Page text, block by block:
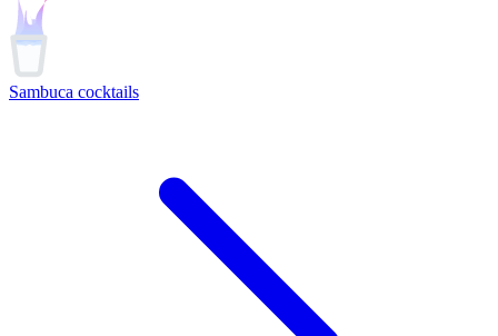
Sambuca cocktails